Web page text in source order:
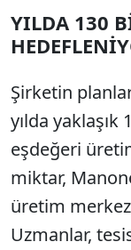
YILDA 130
Şirketin
yılda
eşdeğeri
miktar,
üretim
Uzmanlar,